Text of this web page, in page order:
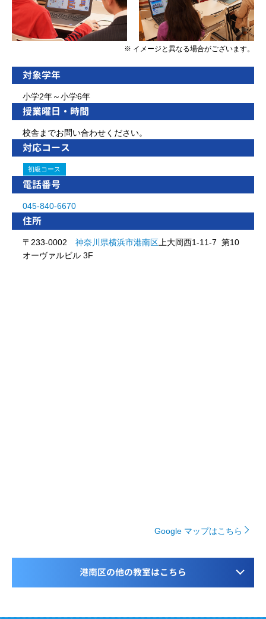
※ イメージと異なる場合がございます。
対象学年
小学2年～小学6年
授業曜日・時間
校舎までお問い合わせください。
対応コース
初級コース
電話番号
045-840-6670
住所
〒233-0002 神奈川県横浜市港南区 上大岡西1-11-7 第10
オーヴァルビル 3F
Google マップはこちら
港南区の他の教室はこちら